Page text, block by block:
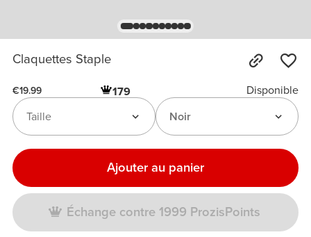
Claquettes Staple
€19.99 179
Disponible
Noir
Taille
Ajouter au panier
Échange contre 1999 ProzisPoints